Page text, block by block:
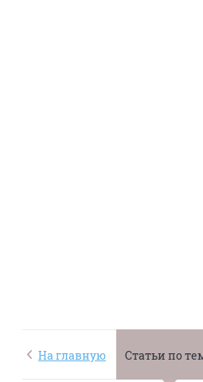
На главную Статьи по